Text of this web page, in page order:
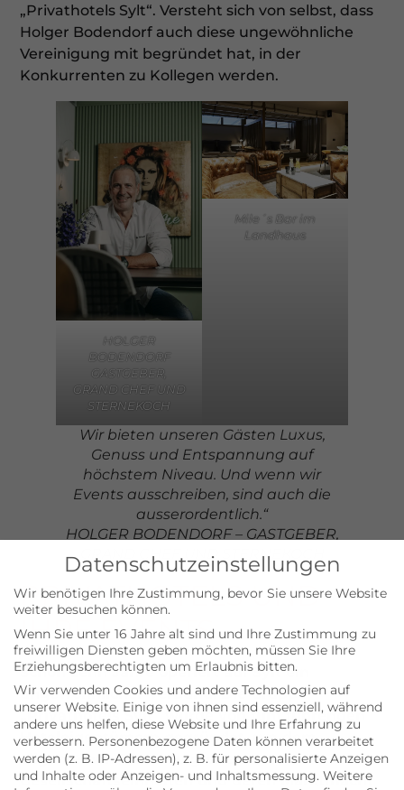
„Privathotels Sylt“. Versteht sich von selbst, dass
Holger Bodendorf auch diese ungewöhnliche
Vereinigung mit begründet hat, in der
Konkurrenten zu Kollegen werden.
HOLGER
BODENDORF
GASTGEBER,
GRAND CHEF UND
STERNEKOCH
Mile´s Bar im
Landhaus
Wir bieten unseren Gästen Luxus,
Genuss und Entspannung auf
höchstem Niveau. Und wenn wir
Events ausschreiben, sind auch die
ausserordentlich.“
HOLGER BODENDORF – GASTGEBER,
GRAND CHEF UND STERNEKOCH
PRIVATHOTELS UND
IHRE EVENTS
Schon zehn Jahre operiert auf Sylt ein
ungewöhnlicher Verbund. Die Gruppe
„Privathotels Sylt“ wurde von fünf führenden
Hoteleigentümern gegründet, um dem
allgemeinen Trend zu großen
Gesellschaftseinheiten und deren Marktmacht
Datenschutzeinstellungen
Wir benötigen Ihre Zustimmung, bevor Sie unsere Website
weiter besuchen können.
Wenn Sie unter 16 Jahre alt sind und Ihre Zustimmung zu
freiwilligen Diensten geben möchten, müssen Sie Ihre
Erziehungsberechtigten um Erlaubnis bitten.
Wir verwenden Cookies und andere Technologien auf
unserer Website. Einige von ihnen sind essenziell, während
andere uns helfen, diese Website und Ihre Erfahrung zu
verbessern. Personenbezogene Daten können verarbeitet
werden (z. B. IP-Adressen), z. B. für personalisierte Anzeigen
und Inhalte oder Anzeigen- und Inhaltsmessung. Weitere